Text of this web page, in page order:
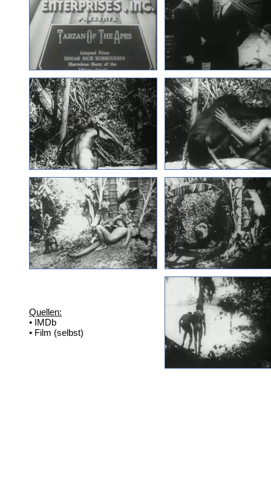
Quellen:
• IMDb
• Film (selbst)